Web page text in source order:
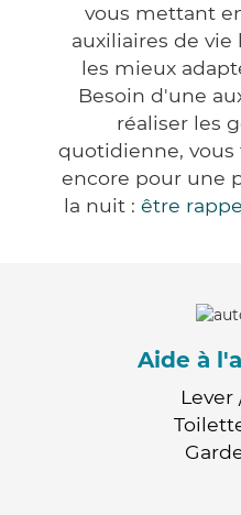
vous mettant
auxiliaires de
les mieux
Besoin d'une
réaliser les
quotidienne,
encore pour une
la nuit : être
Aide à
Lever